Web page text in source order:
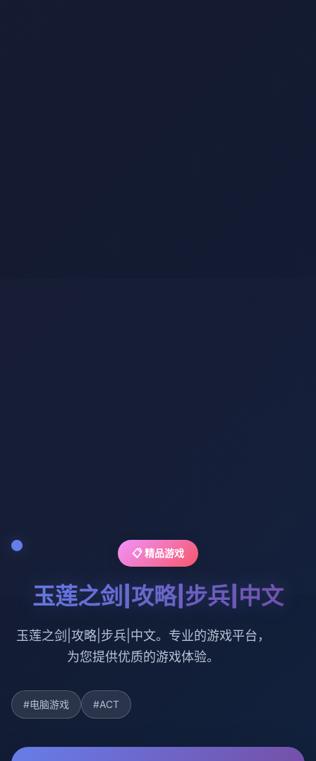
📋 精品游戏
玉莲之剑|攻略|步兵|中文
玉莲之剑|攻略|步兵|中文。专业的游戏平台，
为您提供优质的游戏体验。
#电脑游戏 #ACT